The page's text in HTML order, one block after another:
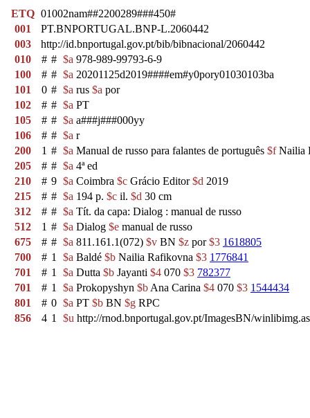
ETQ 01002nam##2200289###450#
001
PT.BNPORTUGAL.BNP-L.2060442
003
http://id.bnportugal.gov.pt/bib/bibnacional/2060442
010
# # $a 978-989-99793-6-9
100
# # $a 20201125d2019####em#y0pory01030103ba
101
0 # $a rus $a por
102
# # $a PT
105
# # $a a###j###000yy
106
# # $a r
200
1 # $a Manual de russo para falantes de português $fNailia
205
# # $a 4ª ed
210
# 9 $a Coimbra $c Grácio Editor$d 2019
215
# # $a 194 p. $c il. $d 30 cm
312
# # $a Tít. da capa: Dialog : manual de russo
512
1 # $a Dialog $e manual de russo
675
# # $a 811.161.1(072) $v BN $z por$3 1618805
700
# 1 $a Baldé $b Nailia Rafikovna $3 1776841
701
# 1 $a Dutta $b Jayanti $4 070 $3 782377
701
# 1 $a Prokopyshyn $b Ana Carina $4 070 $3 1544434
801
# 0 $a PT $b BN $g RPC
856
4 1 $u http://rnod.bnportugal.gov.pt/ImagesBN/